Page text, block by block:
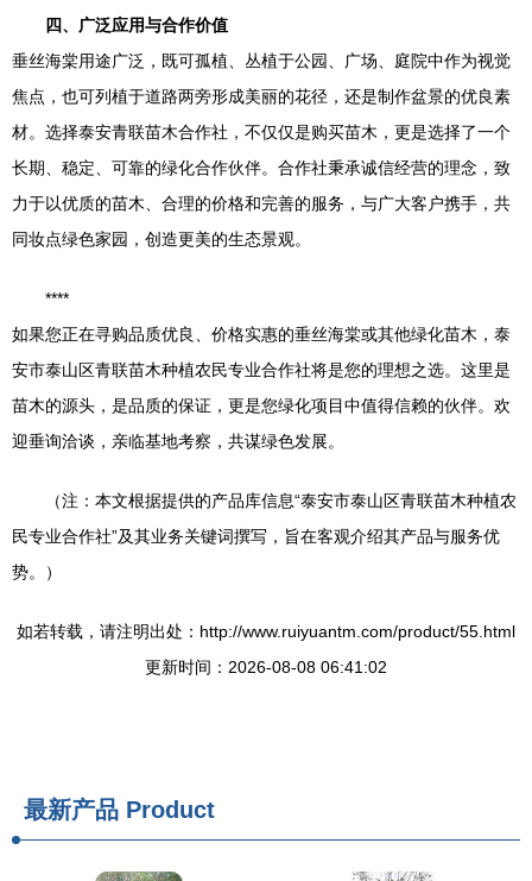
四、广泛应用与合作价值
垂丝海棠用途广泛，既可孤植、丛植于公园、广场、庭院中作为视觉
焦点，也可列植于道路两旁形成美丽的花径，还是制作盆景的优良素
材。选择泰安青联苗木合作社，不仅仅是购买苗木，更是选择了一个
长期、稳定、可靠的绿化合作伙伴。合作社秉承诚信经营的理念，致
力于以优质的苗木、合理的价格和完善的服务，与广大客户携手，共
同妆点绿色家园，创造更美的生态景观。
****
如果您正在寻购品质优良、价格实惠的垂丝海棠或其他绿化苗木，泰
安市泰山区青联苗木种植农民专业合作社将是您的理想之选。这里是
苗木的源头，是品质的保证，更是您绿化项目中值得信赖的伙伴。欢
迎垂询洽谈，亲临基地考察，共谋绿色发展。
（注：本文根据提供的产品库信息“泰安市泰山区青联苗木种植农
民专业合作社”及其业务关键词撰写，旨在客观介绍其产品与服务优
势。）
如若转载，请注明出处：http://www.ruiyuantm.com/product/55.html
更新时间：2026-08-08 06:41:02
最新产品 Product